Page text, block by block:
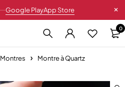
Google PlayApp Store
0
Montres
Montre à Quartz